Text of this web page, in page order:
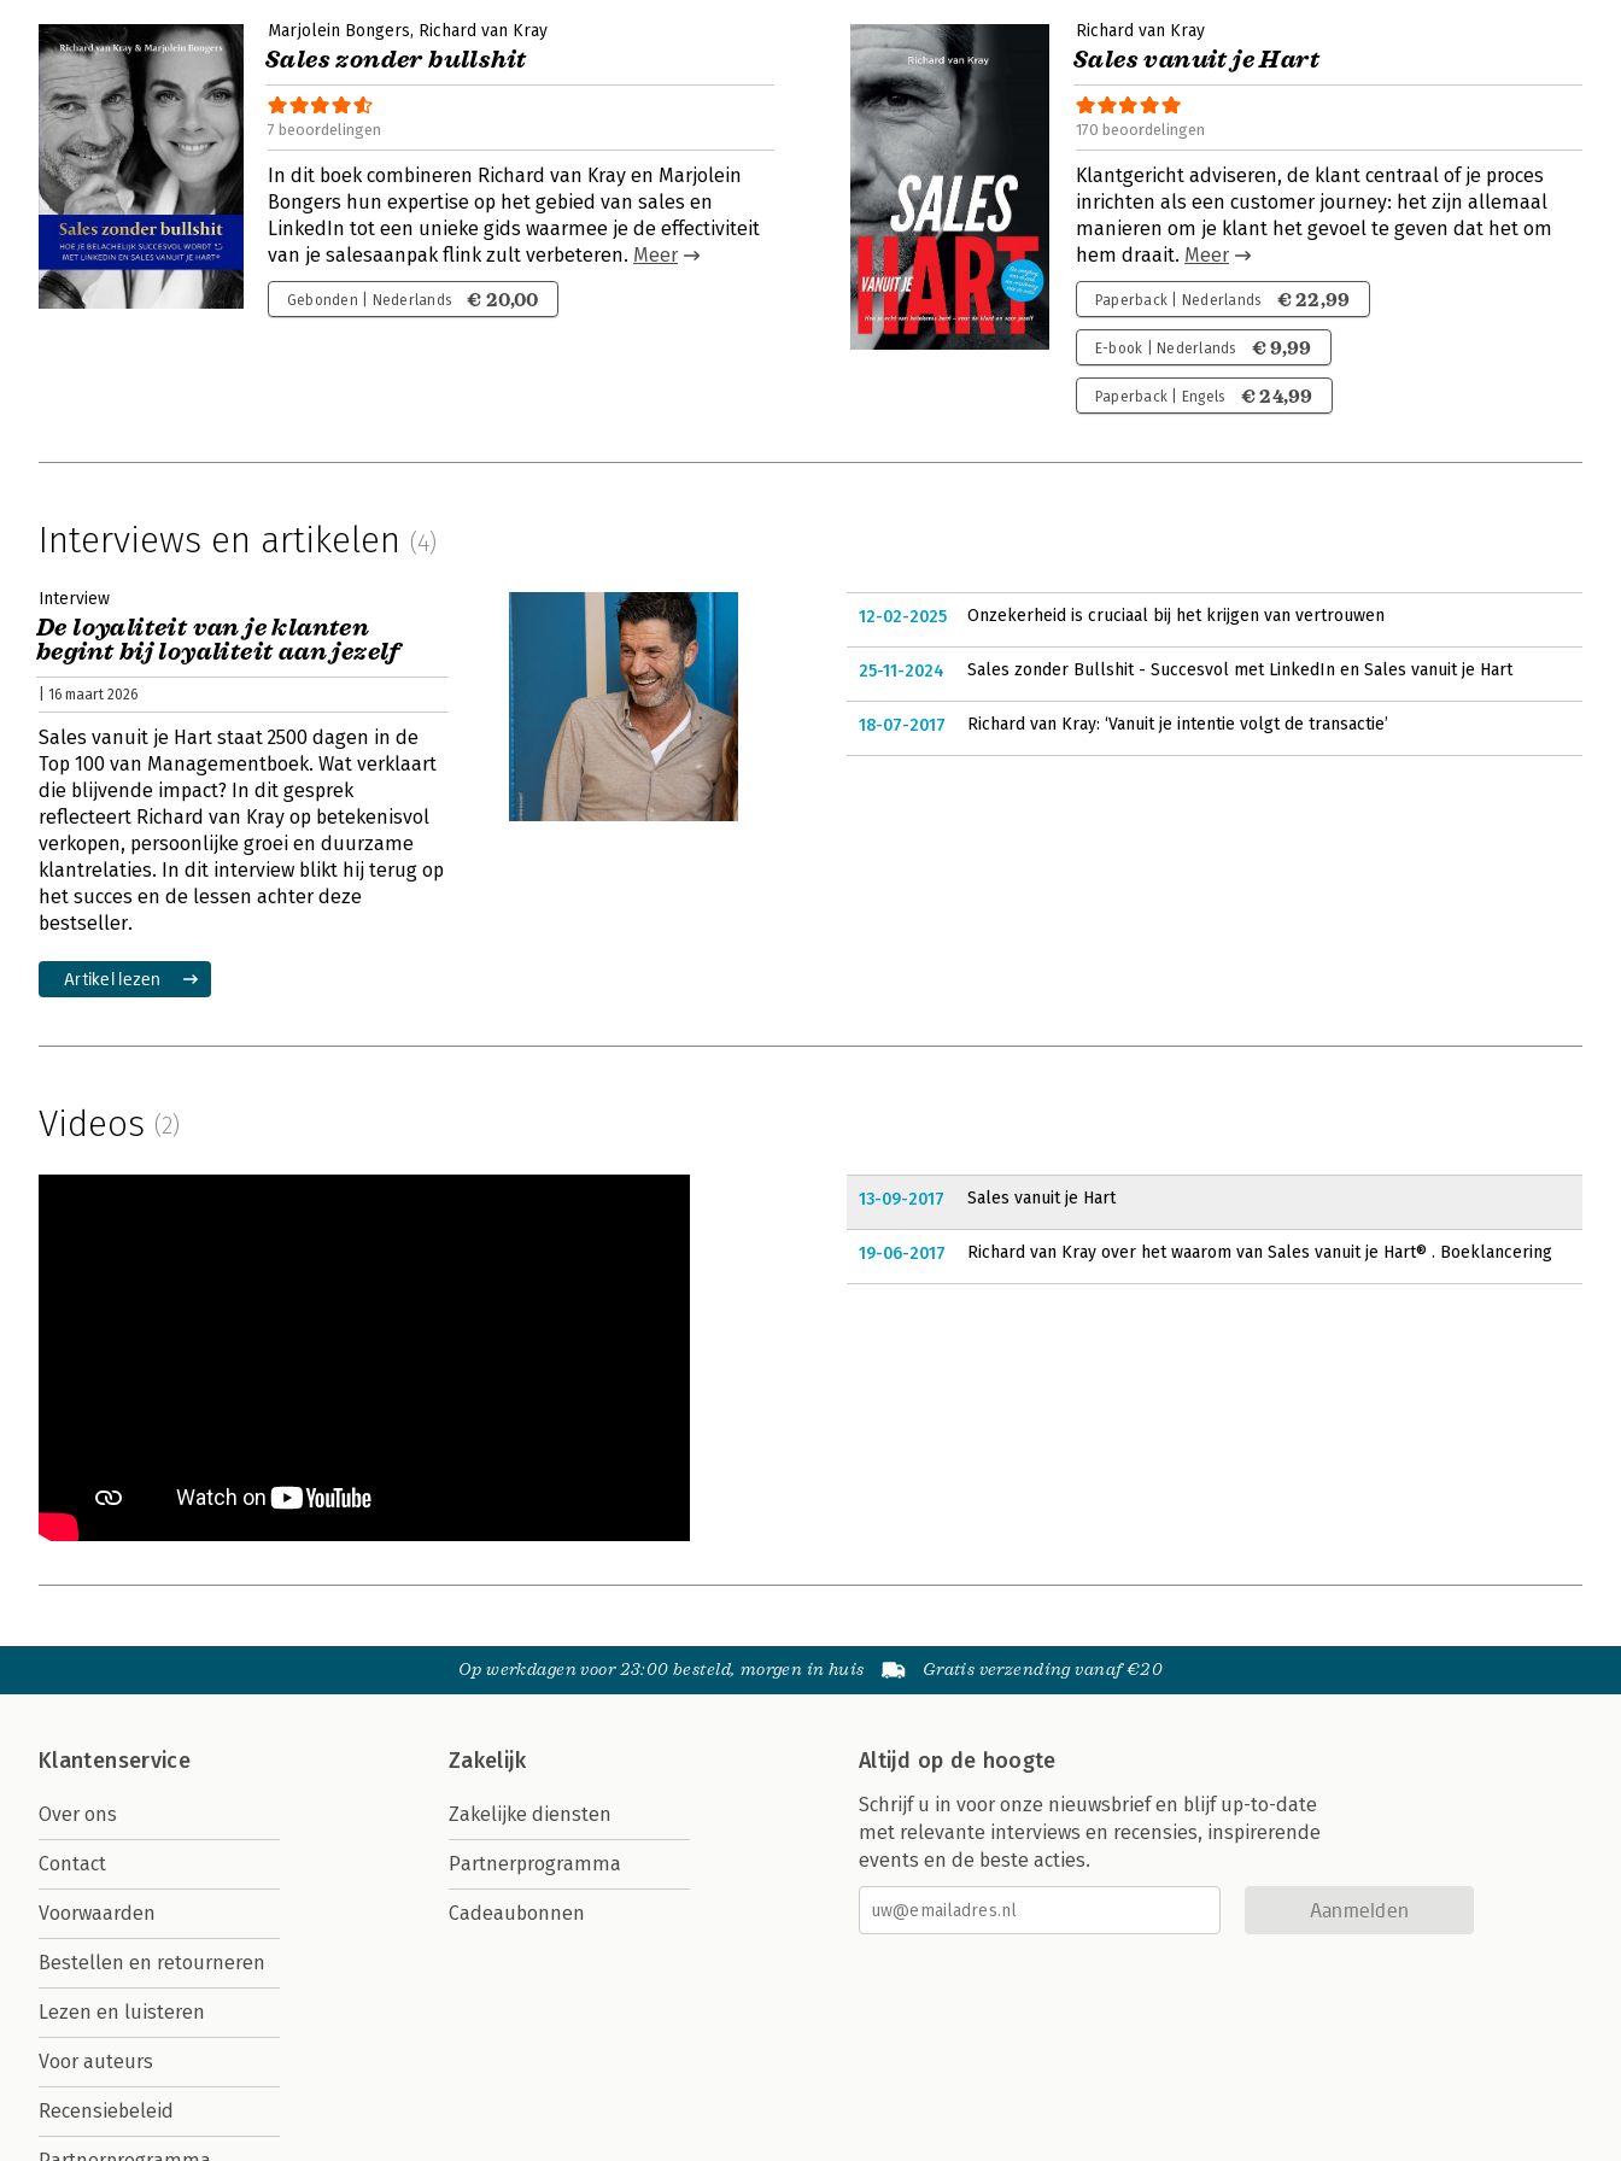
Marjolein Bongers Richard van Kray
Sales zonder bullshit
7 beoordelingen
In dit boek combineren Richard van Kray en Marjolein
Bongers hun expertise op het gebied van sales en
LinkedIn tot een unieke gids waarmee je de effectiviteit
van je salesaanpak flink zult verbeteren. Meer
Gebonden | Nederlands € 20,00
Richard van Kray
Sales vanuit je Hart
170 beoordelingen
Klantgericht adviseren, de klant centraal of je proces
inrichten als een customer journey: het zijn allemaal
manieren om je klant het gevoel te geven dat het om
hem draait. Meer
Paperback | Nederlands € 22,99
E-book | Nederlands € 9,99
Paperback | Engels € 24,99
Interviews en artikelen (4)
Interview
De loyaliteit van je klanten
begint bij loyaliteit aan jezelf
| 16 maart 2026
Sales vanuit je Hart staat 2500 dagen in de
Top 100 van Managementboek. Wat verklaart
die blijvende impact? In dit gesprek
reflecteert Richard van Kray op betekenisvol
verkopen, persoonlijke groei en duurzame
klantrelaties. In dit interview blikt hij terug op
het succes en de lessen achter deze
bestseller.
Artikel lezen
12-02-2025 Onzekerheid is cruciaal bij het krijgen van vertrouwen
25-11-2024 Sales zonder Bullshit - Succesvol met LinkedIn en Sales vanuit je Hart
18-07-2017 Richard van Kray: ‘Vanuit je intentie volgt de transactie’
Videos (2)
13-09-2017 Sales vanuit je Hart
19-06-2017 Richard van Kray over het waarom van Sales vanuit je Hart® . Boeklancering
Op werkdagen voor 23:00 besteld, morgen in huis Gratis verzending vanaf €20
Klantenservice
Over ons
Contact
Voorwaarden
Bestellen en retourneren
Lezen en luisteren
Voor auteurs
Recensiebeleid
Zakelijk
Zakelijke diensten
Partnerprogramma
Cadeaubonnen
Altijd op de hoogte
Schrijf u in voor onze nieuwsbrief en blijf up-to-date
met relevante interviews en recensies, inspirerende
events en de beste acties.
Aanmelden